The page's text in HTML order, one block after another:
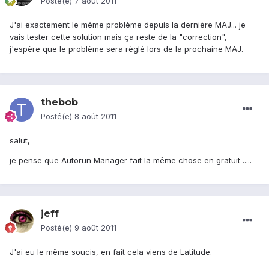
J'ai exactement le même problème depuis la dernière MAJ... je
vais tester cette solution mais ça reste de la "correction",
j'espère que le problème sera réglé lors de la prochaine MAJ.
thebob
Posté(e) 8 août 2011
salut,
je pense que Autorun Manager fait la même chose en gratuit .....
jeff
Posté(e) 9 août 2011
J'ai eu le même soucis, en fait cela viens de Latitude.